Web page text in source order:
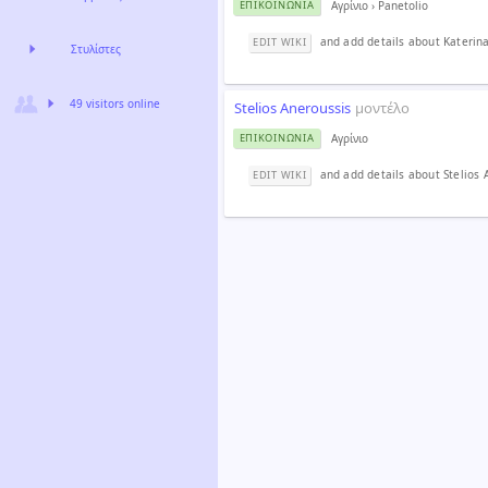
ΕΠΙΚΟΙΝΩΝΊΑ Αγρίνιο› Panetolio
EDIT WIKI and add details about
Stelios Aneroussis μοντέλο
ΕΠΙΚΟΙΝΩΝΊΑ Αγρίνιο
EDIT WIKI and add details about Stelios
Στυλίστες
49 visitors online